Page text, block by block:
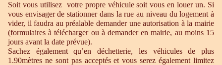
Soit vous utilisez votre propre véhicule soit vous en louer un. Si
vous envisager de stationner dans la rue au niveau du logement à
vider, il faudra au préalable demander une autorisation à la mairie
(formulaires à télécharger ou à demander en mairie, au moins 15
jours avant la date prévue).
Sachez également qu’en déchetterie, les véhicules de plus
1.90mètres ne sont pas acceptés et vous serez également limitez